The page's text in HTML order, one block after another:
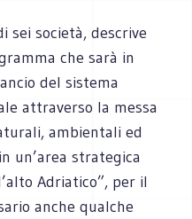
sei società, descrive
che sarà in
del sistema
attraverso la messa
ambientali ed
un’area strategica
Adriatico”, per il
anche qualche